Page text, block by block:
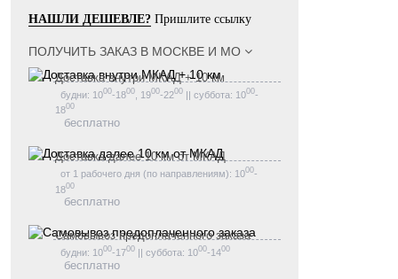
НАШЛИ ДЕШЕВЛЕ? Пришлите ссылку
ПОЛУЧИТЬ ЗАКАЗ В МОСКВЕ И МО
Доставка внутри МКАД + 10 км
будни: 1000-1800 , 1900-2200 || суббота: 1000-
1800
бесплатно
Доставка далее 10 км от МКАД
от 1 рабочего дня (по направлениям): 1000-
1800
бесплатно
Самовывоз предоплаченного заказа
будни: 1000-1700 || суббота: 1000-1400
бесплатно